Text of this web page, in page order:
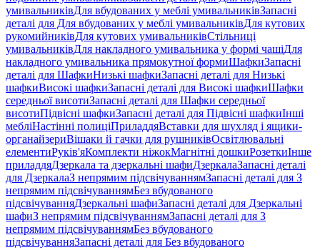
умивальниківДля вбудованих у меблі умивальниківЗапасні
деталі для Для вбудованих у меблі умивальниківДля кутових
рукомийниківДля кутових умивальниківСтільниці
умивальниківДля накладного умивальника у формі чашіДля
накладного умивальника прямокутної формиШафкиЗапасні
деталі для ШафкиНизькі шафкиЗапасні деталі для Низькі
шафкиВисокі шафкиЗапасні деталі для Високі шафкиШафки
середньої висотиЗапасні деталі для Шафки середньої
висотиПідвісні шафкиЗапасні деталі для Підвісні шафкиІнші
мебліНастінні полиціПриладдяВставки для шухляд і ящики-
органайзериВішаки й гачки для рушниківОсвітлювальні
елементиРуків'яКомплекти ніжокМагнітні дошкиРозеткиІнше
приладдяДзеркала та дзеркальні шафиДзеркалаЗапасні деталі
для ДзеркалаЗ непрямим підсвічуваннямЗапасні деталі для З
непрямим підсвічуваннямБез вбудованого
підсвічуванняДзеркальні шафиЗапасні деталі для Дзеркальні
шафиЗ непрямим підсвічуваннямЗапасні деталі для З
непрямим підсвічуваннямБез вбудованого
підсвічуванняЗапасні деталі для Без вбудованого